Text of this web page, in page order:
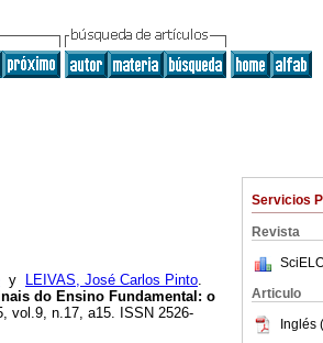
Servicios
Revista
Articulo
Inglés
y LEIVAS, José Carlos Pinto.
do Ensino Fundamental: o
vol.9, n.17, a15. ISSN 2526-